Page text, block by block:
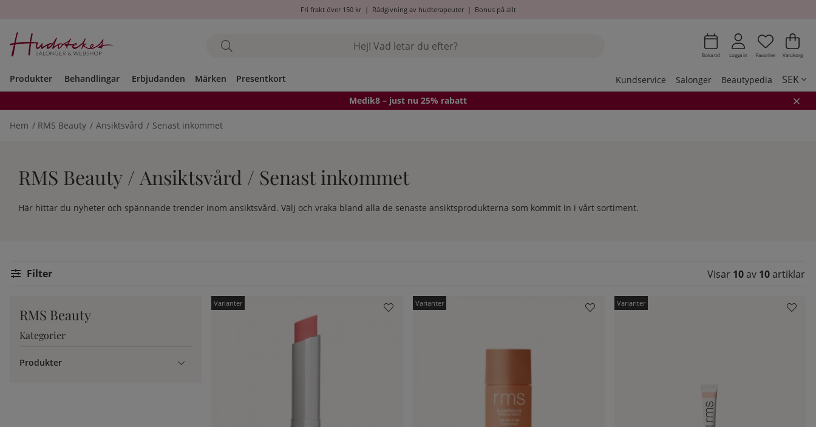
Fri frakt över 150 kr| Rådgivning av hudterapeuter| Bonus på allt
Boka tid Logga in Antal i
.
Favoriter .
Varukorg
Produkter Behandlingar Erbjudanden Märken Presentkort Kundservice Salonger Beautypedia SEK
Medik8 – just nu 25% rabatt
Hem RMS Beauty Ansiktsvård Senast inkommet
RMS Beauty / Ansiktsvård / Senast inkommet
Här hittar du nyheter och spännande trender inom ansiktsvård. Välj och vraka bland alla de senaste ansiktsprodukterna som kommit in i vårt sortiment.
Filtrera Visar 10av 10artiklar
RMS Beauty
Kategorier
Produkter